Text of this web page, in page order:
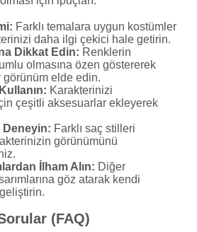
Farklı temalara uygun kostümler
daha ilgi çekici hale getirin.
Dikkat Edin: Renklerin
olmasına özen göstererek
elde edin.
Karakterinizi
çeşitli aksesuarlar ekleyerek
Deneyin: Farklı saç stilleri
görünümünü
İlham Alın: Diğer
göz atarak kendi
geliştirin.
(FAQ)